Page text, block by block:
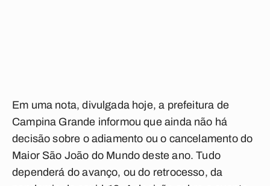
Em uma nota, divulgada hoje, a prefeitura de
Campina Grande informou que ainda não há
decisão sobre o adiamento ou o cancelamento do
Maior São João do Mundo deste ano. Tudo
dependerá do avanço, ou do retrocesso, da